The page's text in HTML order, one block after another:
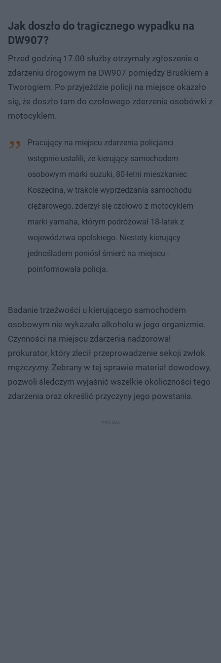
Jak doszło do tragicznego wypadku na
DW907?
Przed godziną 17.00 służby otrzymały zgłoszenie o
zdarzeniu drogowym na DW907 pomiędzy Bruśkiem a
Tworogiem. Po przyjeździe policji na miejsce okazało
się, że doszło tam do czołowego zderzenia osobówki z
motocyklem.
Pracujący na miejscu zdarzenia policjanci
wstępnie ustalili, że kierujący samochodem
osobowym marki suzuki, 80-letni mieszkaniec
Koszęcina, w trakcie wyprzedzania samochodu
ciężarowego, zderzył się czołowo z motocyklem
marki yamaha, którym podróżował 18-latek z
województwa opolskiego. Niestety kierujący
jednośladem poniósł śmierć na miejscu -
poinformowała policja.
Badanie trzeźwości u kierującego samochodem
osobowym nie wykazało alkoholu w jego organizmie.
Czynności na miejscu zdarzenia nadzorował
prokurator, który zlecił przeprowadzenie sekcji zwłok
mężczyzny. Zebrany w tej sprawie materiał dowodowy,
pozwoli śledczym wyjaśnić wszelkie okoliczności tego
zdarzenia oraz określić przyczyny jego powstania.